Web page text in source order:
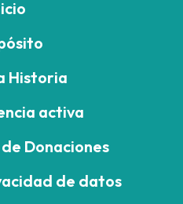
Historia
activa
Donaciones
de datos